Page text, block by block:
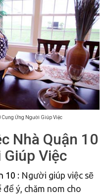
Cung Ứng Người Giúp Việc
Nhà Quận 10
Việc
10 : Người giúp việc sẽ
ý, chăm nom cho